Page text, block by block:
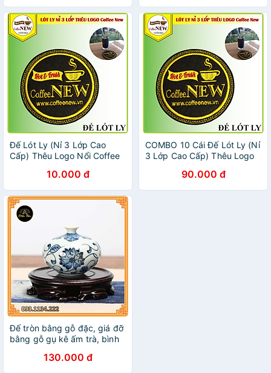
Đế Lót Ly (Nỉ 3 Lớp Cao
Cấp) Thêu Logo Nổi Coffee
Thấm nước nhanh - Nhỏ,
gọn, Đẹp_Coffee New
10.000 đ
COMBO 10 Cái Đế Lót Ly (Nỉ
3 Lớp Cao Cấp) Thêu Logo
kính 9cm - Thấm nước
nhanh - Nhỏ, gọn,
90.000 đ
Đế tròn bằng gỗ đặc, giá đỡ
bằng gỗ gụ kê ấm trà, bình
trang trí nội thất
130.000 đ